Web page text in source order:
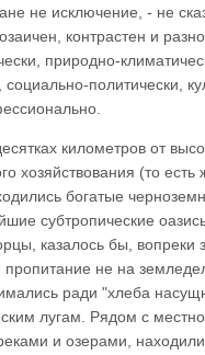
не исключение, - не
контрастен и
природно-
социально-политически,
километров от
хозяйствования (то есть
богатые
субтропические
казалось бы, вопреки
не на
ради "хлеба
лугам. Рядом с
и озерами,